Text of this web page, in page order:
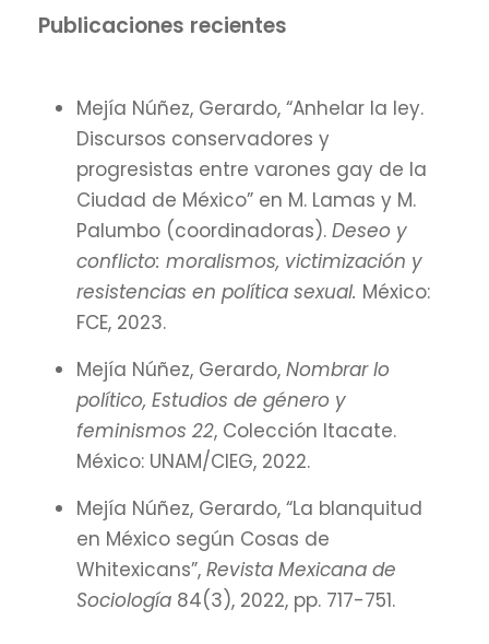
Publicaciones recientes
Mejía Núñez, Gerardo, “Anhelar la ley.
Discursos conservadores y
progresistas entre varones gay de la
Ciudad de México” en M. Lamas y M.
Palumbo (coordinadoras). Deseo y
conflicto: moralismos, victimización y
resistencias en política sexual. México:
FCE, 2023.
Mejía Núñez, Gerardo, Nombrar lo
político, Estudios de género y
feminismos 22, Colección Itacate.
México: UNAM/CIEG, 2022.
Mejía Núñez, Gerardo, “La blanquitud
en México según Cosas de
Whitexicans”, Revista Mexicana de
Sociología 84(3), 2022, pp. 717-751.